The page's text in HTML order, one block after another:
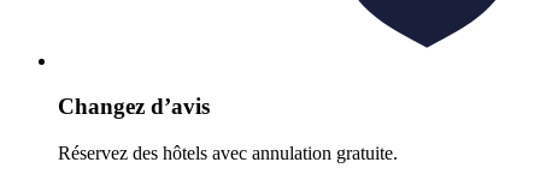
Changez d’avis
Réservez des hôtels avec annulation gratuite.